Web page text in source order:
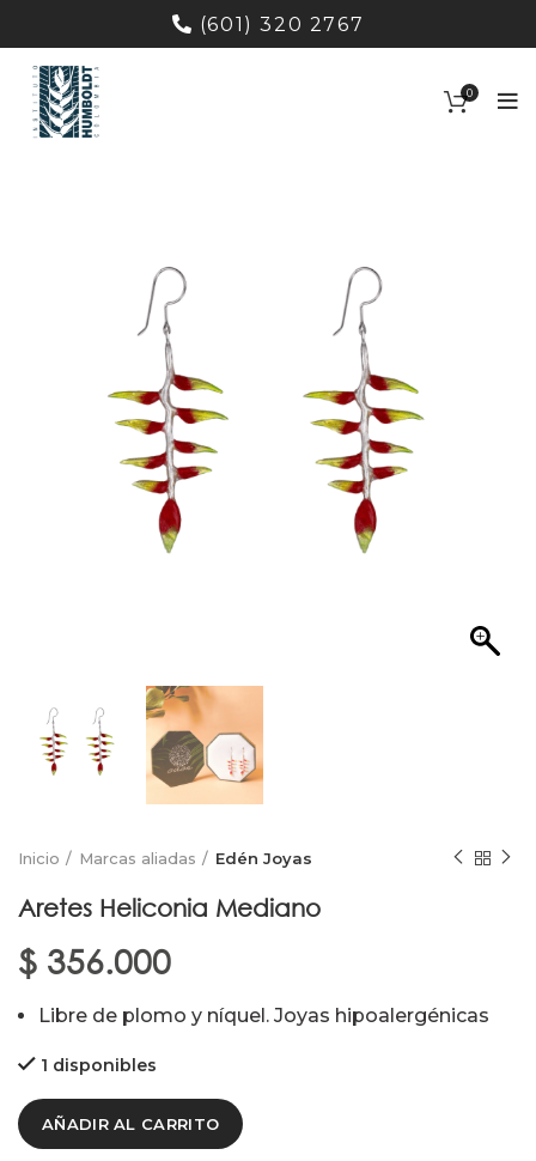
(601) 320 2767
0
Inicio Marcas aliadas Edén Joyas
Aretes Heliconia Mediano
$ 356.000
Libre de plomo y níquel. Joyas hipoalergénicas
1 disponibles
AÑADIR AL CARRITO